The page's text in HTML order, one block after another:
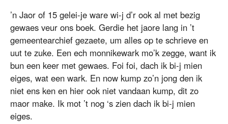
’n Jaor of 15 gelei-je ware wi-j d’r ook al met bezig
gewaes veur ons boek. Gerdie het jaore lang in ’t
gemeentearchief gezaete, um alles op te schrieve en
uut te zuke. Een ech monnikewark mo’k zegge, want ik
bun een keer met gewaes. Foi foi, dach ik bi-j mien
eiges, wat een wark. En now kump zo’n jong den ik
niet ens ken en hier ook niet vandaan kump, dit zo
maor make. Ik mot ’t nog ‘s zien dach ik bi-j mien
eiges.